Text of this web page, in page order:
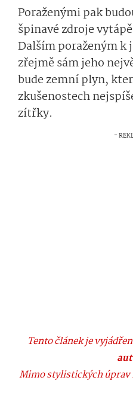
Poraženými pak
špinavé zdroje
Dalším poraženým k
zřejmě sám jeho
bude zemní plyn,
zkušenostech
zítřky.
Tento článek je
Mimo stylistických úprav